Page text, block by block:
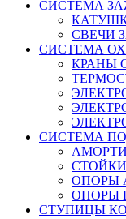
СИСТЕМА
СВЕЧИ
СИСТЕМА
КРАНЫ
СИСТЕМА
ОПОРЫ
ОПОРЫ
СТУПИЦЫ